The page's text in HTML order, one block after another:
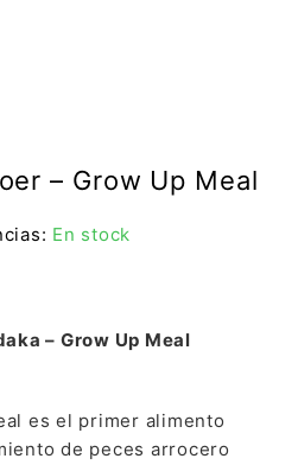
– Grow Up Meal
En stock
– Grow Up Meal
es el primer alimento
de peces arrocero